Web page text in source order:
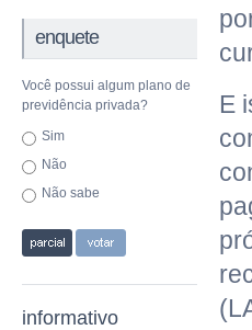
enquete
Você possui algum plano de
previdência privada?
Sim
Não
Não sabe
informativo
E